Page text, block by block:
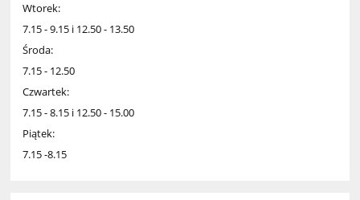
Wtorek:
7.15 - 9.15 i 12.50 - 13.50
Środa:
7.15 - 12.50
Czwartek:
7.15 - 8.15 i 12.50 - 15.00
Piątek:
7.15 -8.15